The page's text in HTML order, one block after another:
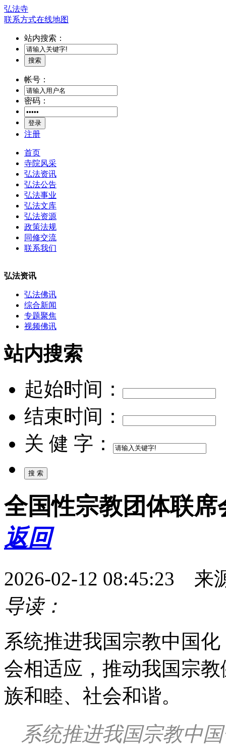
弘法寺
联系方式在线地图
站内搜索：
搜索
帐号：
密码：
登录
注册
首页
寺院风采
弘法资讯
弘法公告
弘法事业
弘法文库
弘法资源
政策法规
同修交流
联系我们
弘法资讯
弘法佛讯
综合新闻
专题聚焦
视频佛讯
站内搜索
起始时间：
结束时间：
关 健 字：
全国性宗教团体联
返回
2026-02-12 08:45:23
导读：
系统推进我国宗教中国
会相适应，推动我国宗
族和睦、社会和谐。
系统推进我国宗教中